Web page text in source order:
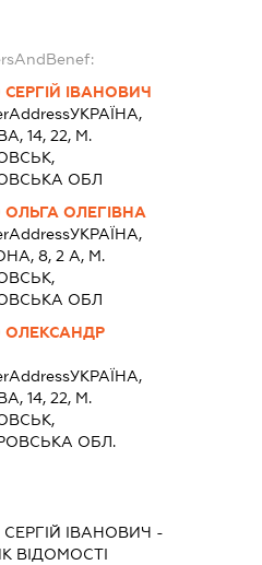
ІВАНОВИЧ
УКРАЇНА,
14, 22, М.
ОБЛ
ОЛЕГІВНА
УКРАЇНА,
8, 2 А, М.
ОБЛ
УКРАЇНА,
14, 22, М.
ОБЛ.
ІВАНОВИЧ -
ВІДОМОСТІ